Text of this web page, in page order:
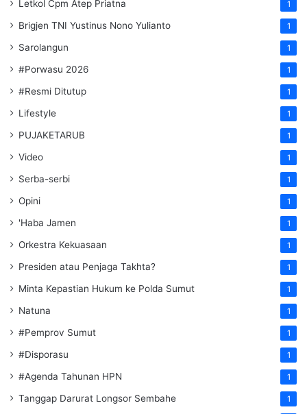
Letkol Cpm Atep Priatna 1
Brigjen TNI Yustinus Nono Yulianto 1
Sarolangun 1
#Porwasu 2026 1
#Resmi Ditutup 1
Lifestyle 1
PUJAKETARUB 1
Video 1
Serba-serbi 1
Opini 1
'Haba Jamen 1
Orkestra Kekuasaan 1
Presiden atau Penjaga Takhta? 1
Minta Kepastian Hukum ke Polda Sumut 1
Natuna 1
#Pemprov Sumut 1
#Disporasu 1
#Agenda Tahunan HPN 1
Tanggap Darurat Longsor Sembahe 1